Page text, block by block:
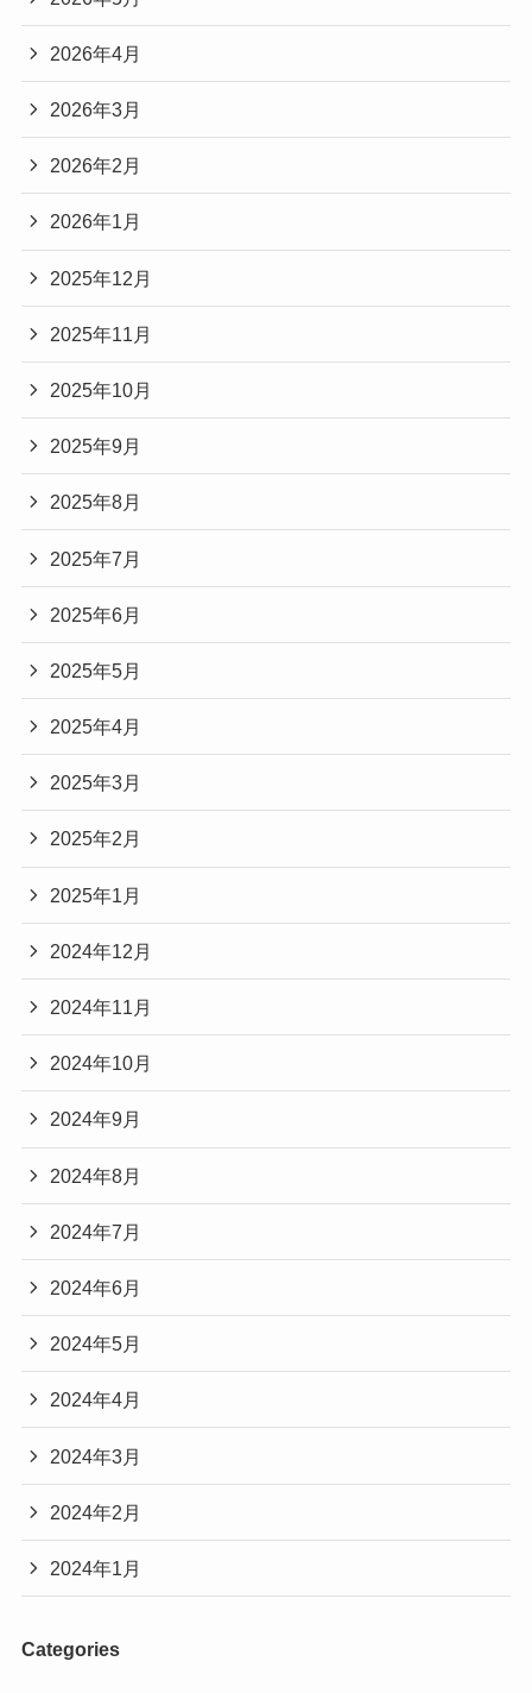
2026年4月
2026年3月
2026年2月
2026年1月
2025年12月
2025年11月
2025年10月
2025年9月
2025年8月
2025年7月
2025年6月
2025年5月
2025年4月
2025年3月
2025年2月
2025年1月
2024年12月
2024年11月
2024年10月
2024年9月
2024年8月
2024年7月
2024年6月
2024年5月
2024年4月
2024年3月
2024年2月
2024年1月
Categories